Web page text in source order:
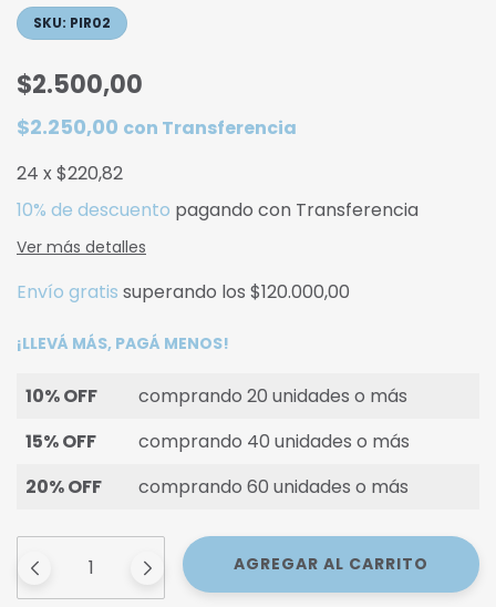
SKU: PIR02
$2.500,00
$2.250,00 con Transferencia
24 x$220,82
10% de descuento pagando con Transferencia
Ver más detalles
Envío gratis superando los $120.000,00
¡LLEVÁ MÁS, PAGÁ MENOS!
10% OFF
comprando 20 unidades o más
15% OFF
comprando 40 unidades o más
20% OFF
comprando 60 unidades o más